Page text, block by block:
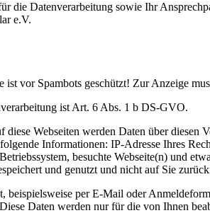
die Datenverarbeitung sowie Ihr
e.V.
ist vor Spambots geschützt! Zur Anzeige
ist Art. 6 Abs. 1 b DS-GVO.
Webseiten werden Daten über diesen
Informationen: IP-Adresse Ihres
besuchte Webseite(n) und
und genutzt und nicht auf Sie
beispielsweise per E-Mail oder
Daten werden nur für die von Ihnen